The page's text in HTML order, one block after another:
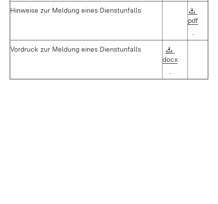
Hinweise zur Meldung eines Dienstunfalls
pdf
Vordruck zur Meldung eines Dienstunfalls
docx